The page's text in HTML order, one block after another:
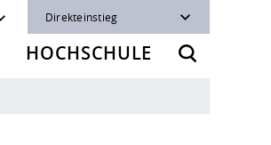
Direkteinstieg
HOCHSCHULE